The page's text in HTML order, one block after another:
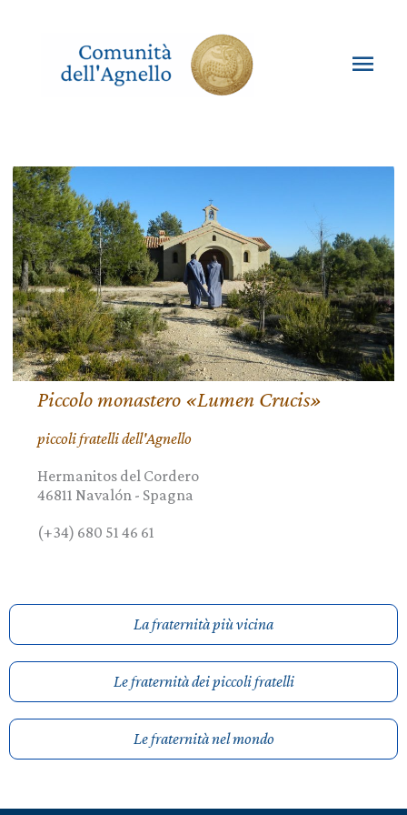
Piccolo monastero «Lumen Crucis»
piccoli fratelli dell'Agnello
Hermanitos del Cordero
46811 Navalón - Spagna
(+34) 680 51 46 61
La fraternità più vicina
Le fraternità dei piccoli fratelli
Le fraternità nel mondo